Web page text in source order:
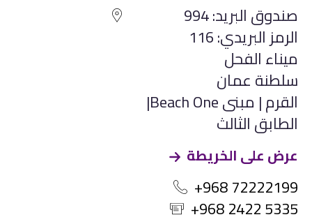
صندوق البريد: 994
الرمز البريدي: 116
ميناء الفحل
سلطنة عمان
القرم | مبنى Beach One|
الطابق الثالث
عرض على الخريطة
+968 72222199
+968 2422 5335